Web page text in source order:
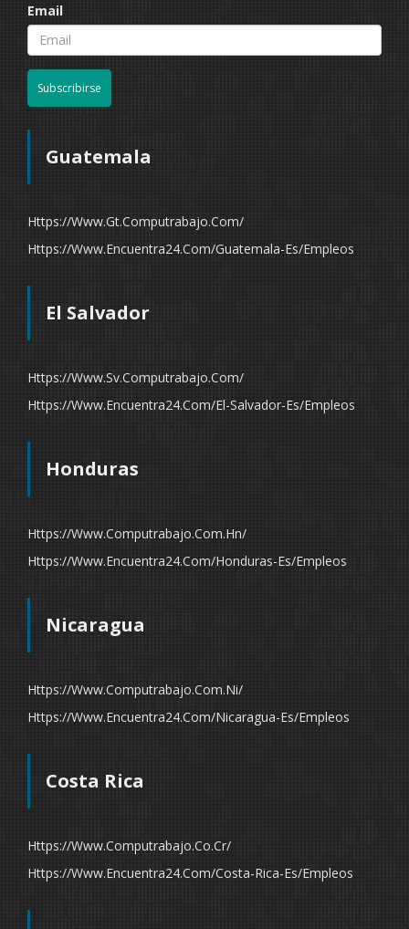
Email
Subscribirse
Guatemala
Https://www.gt.computrabajo.com/
Https://www.encuentra24.com/guatemala-Es/empleos
El Salvador
Https://www.sv.computrabajo.com/
Https://www.encuentra24.com/el-Salvador-Es/empleos
Honduras
Https://www.computrabajo.com.hn/
Https://www.encuentra24.com/honduras-Es/empleos
Nicaragua
Https://www.computrabajo.com.ni/
Https://www.encuentra24.com/nicaragua-Es/empleos
Costa Rica
Https://www.computrabajo.co.cr/
Https://www.encuentra24.com/costa-Rica-Es/empleos